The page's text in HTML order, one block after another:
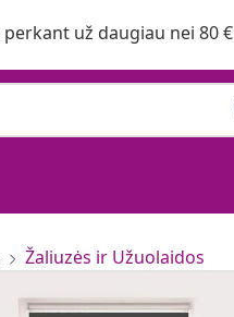
už daugiau nei 80 €
Žaliuzės ir Užuolaidos